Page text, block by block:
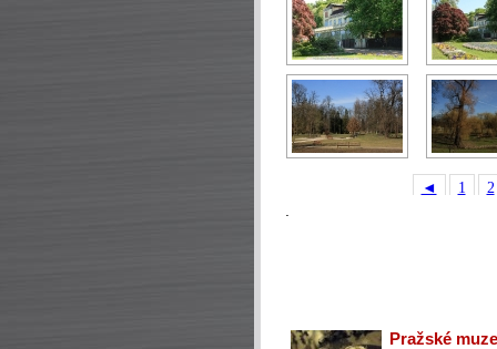
◄ 1
2
Pražské